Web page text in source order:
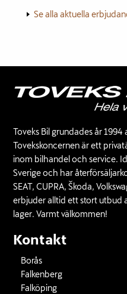
Se alla aktuella
Toveks Bil grundades år 1994
Tovekskoncernen är ett
inom bilhandel och service.
Sverige och har
SEAT, CUPRA, Škoda,
erbjuder alltid ett stort utbud
lager. Varmt välkommen!
Kontakt
Borås
Falkenberg
Falköping